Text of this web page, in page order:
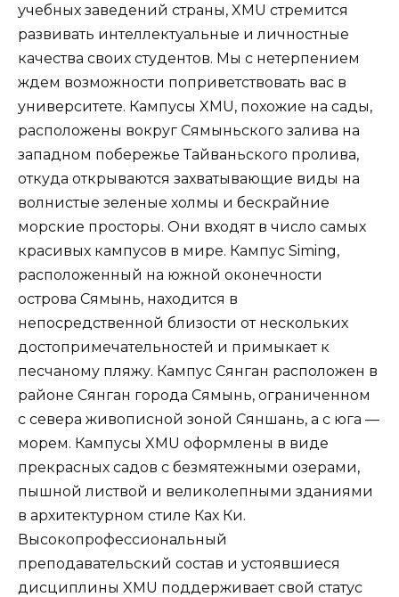
учебных заведений страны, XMU стремится
развивать интеллектуальные и личностные
качества своих студентов. Мы с нетерпением
ждем возможности поприветствовать вас в
университете. Кампусы XMU, похожие на сады,
расположены вокруг Сямыньского залива на
западном побережье Тайваньского пролива,
откуда открываются захватывающие виды на
волнистые зеленые холмы и бескрайние
морские просторы. Они входят в число самых
красивых кампусов в мире. Кампус Siming,
расположенный на южной оконечности
острова Сямынь, находится в
непосредственной близости от нескольких
достопримечательностей и примыкает к
песчаному пляжу. Кампус Сянган расположен в
районе Сянган города Сямынь, ограниченном
с севера живописной зоной Сяншань, а с юга —
морем. Кампусы XMU оформлены в виде
прекрасных садов с безмятежными озерами,
пышной листвой и великолепными зданиями
в архитектурном стиле Ках Ки.
Высокопрофессиональный
преподавательский состав и устоявшиеся
дисциплины XMU поддерживает свой статус